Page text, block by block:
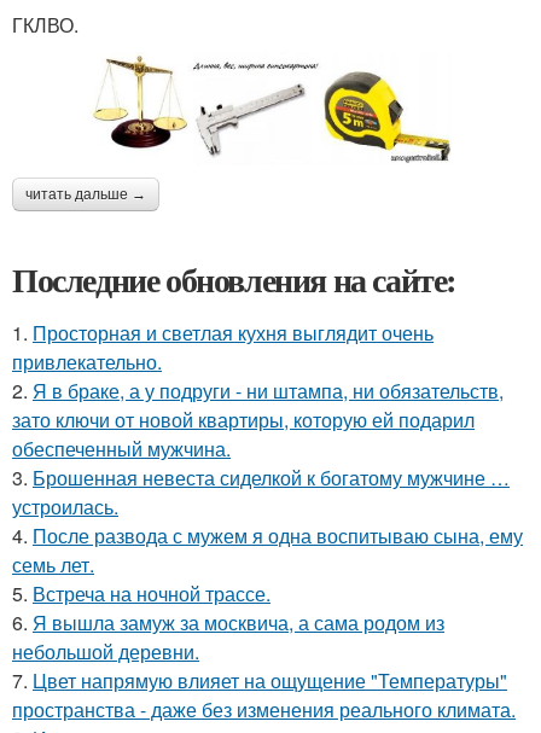
ГКЛВО.
читать дальше →
Последние обновления на сайте:
1. Просторная и светлая кухня выглядит очень
привлекательно.
2. Я в браке, а у подруги - ни штампа, ни обязательств,
зато ключи от новой квартиры, которую ей подарил
обеспеченный мужчина.
3. Брошенная невеста сиделкой к богатому мужчине …
устроилась.
4. После развода с мужем я одна воспитываю сына, ему
семь лет.
5. Встреча на ночной трассе.
6. Я вышла замуж за москвича, а сама родом из
небольшой деревни.
7. Цвет напрямую влияет на ощущение "Температуры"
пространства - даже без изменения реального климата.